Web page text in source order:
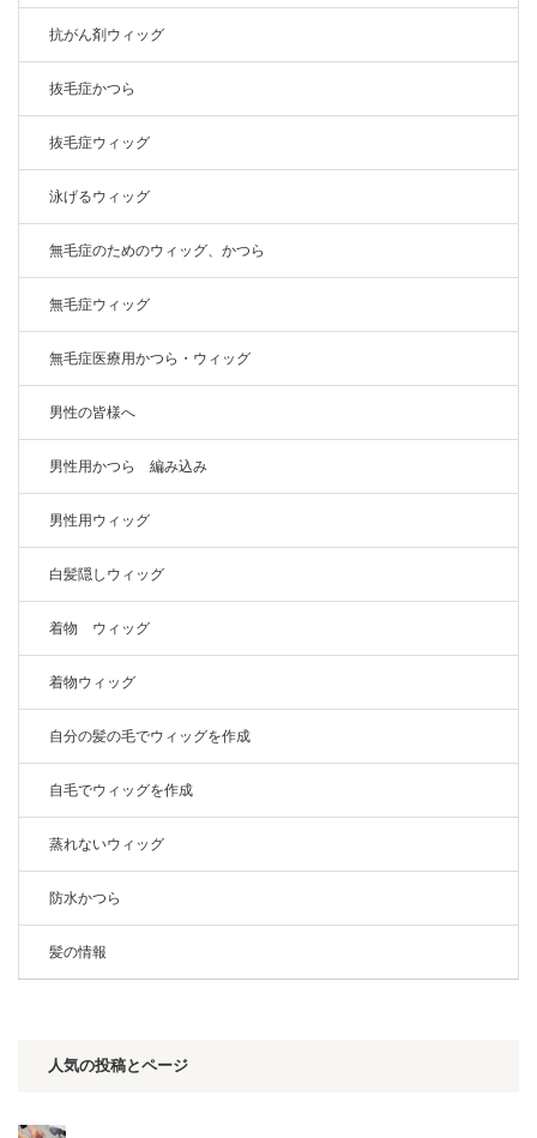
抗がん剤ウィッグ
抜毛症かつら
抜毛症ウィッグ
泳げるウィッグ
無毛症のためのウィッグ、かつら
無毛症ウィッグ
無毛症医療用かつら・ウィッグ
男性の皆様へ
男性用かつら 編み込み
男性用ウィッグ
白髪隠しウィッグ
着物 ウィッグ
着物ウィッグ
自分の髪の毛でウィッグを作成
自毛でウィッグを作成
蒸れないウィッグ
防水かつら
髪の情報
人気の投稿とページ